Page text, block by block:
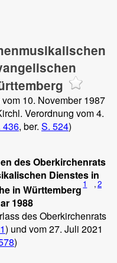
10. November 1987
Verordnung vom 4.
436, ber. S. 524)
des Oberkirchenrats
Dienstes in
in Württemberg 1 ,2
1988
des Oberkirchenrats
) und vom 27. Juli 2021
)